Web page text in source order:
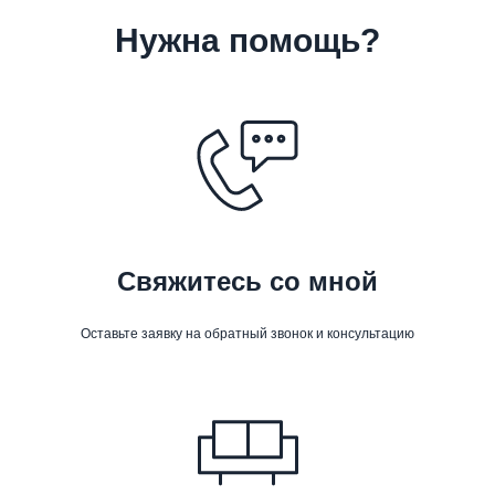
Нужна помощь?
Свяжитесь со мной
Оставьте заявку на обратный звонок и консультацию